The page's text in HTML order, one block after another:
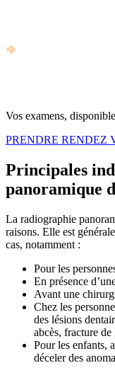
Vos examens,
PRENDRE RENDEZ
Principales
panoramique
La radiographie
raisons. Elle est
cas, notamment :
Pour les
En présence
Avant une
Chez les
des lésions
abcès, fracture
Pour les enfants,
déceler des